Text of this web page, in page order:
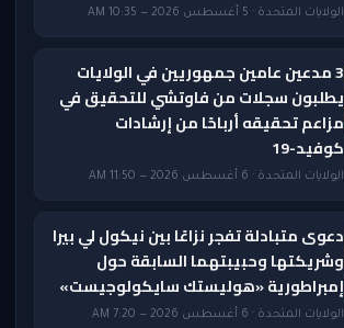
الولايات المتحدة · 5 أغسطس 2026 — 10:35 AM
3 مدعين عامين جمهوريين في الولايات
يطلبون سجلات من فاوتشي للتحقيق في
مزاعم تحقيقه أرباحًا من إرشادات
كوفيد-19
الولايات المتحدة · 6 أغسطس 2026 — 11:50 AM
دعوى متبادلة تفجر نزاعًا بين نيكول لي بيرا
وشريكتها وحبيبتهما السابقة حول
إمبراطورية «هوليستك سايكولوجيست»
الولايات المتحدة · 6 أغسطس 2026 — 7:20 AM